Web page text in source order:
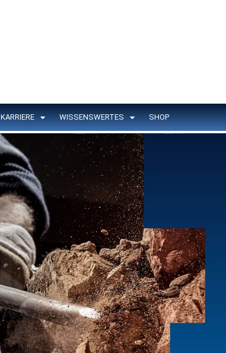
KARRIERE WISSENSWERTES SHOP